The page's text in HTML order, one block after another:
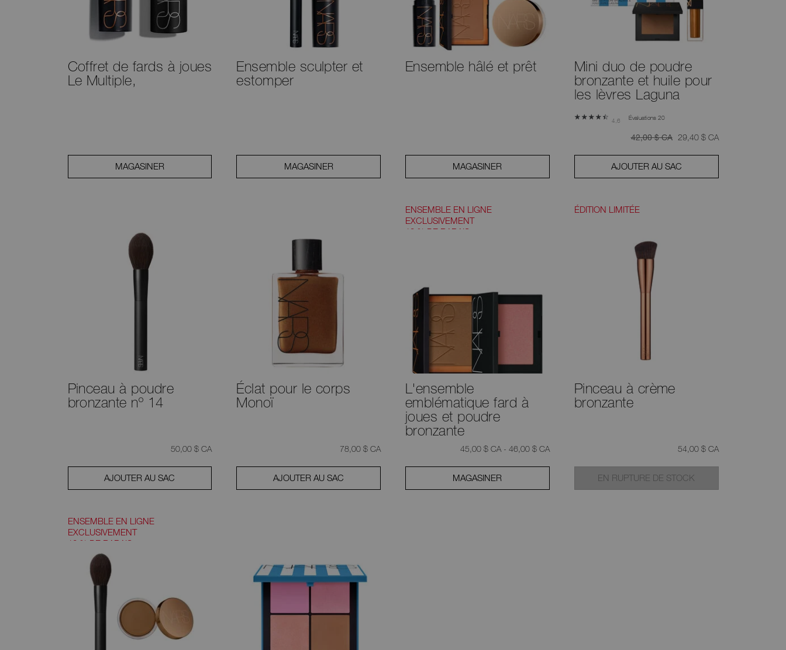
Coffret de fards à joues
Le Multiple,
MAGASINER
Ensemble sculpter et
estomper
MAGASINER
Ensemble hâlé et prêt
MAGASINER
Mini duo de poudre
bronzante et huile pour
les lèvres Laguna
4,6 Évaluations 20
était
42,00 $ CA était
29,40 $ CA,
AJOUTER AU SAC
Pinceau à poudre
bronzante nº 14
était
50,00 $ CA,
AJOUTER AU SAC
Éclat pour le corps
Monoï
était
78,00 $ CA,
AJOUTER AU SAC
ENSEMBLE EN LIGNE
EXCLUSIVEMENT
10 % DE RABAIS
L'ensemble
emblématique fard à
joues et poudre
bronzante
45,00 $ CA - 46,00 $ CA
MAGASINER
ÉDITION LIMITÉE
Pinceau à crème
bronzante
était
54,00 $ CA,
EN RUPTURE DE STOCK
ENSEMBLE EN LIGNE
EXCLUSIVEMENT
10 % DE RABAIS